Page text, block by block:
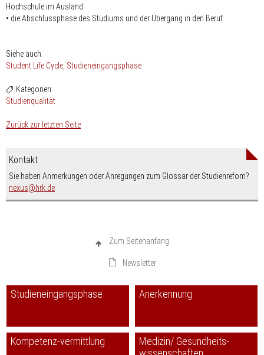
Hochschule im Ausland
• die Abschlussphase des Studiums und der Übergang in den Beruf
Siehe auch:
Student Life Cycle Studieneingangsphase
Kategorien:
Studienqualität
Zurück zur letzten Seite
Kontakt
Sie haben Anmerkungen oder Anregungen zum Glossar der Studienrefom?
nexus
nospam-
hrk.de
Zum Seitenanfang
Newsletter
Studieneingangsphase Anerkennung
Kompetenz-vermittlung
Medizin/ Gesundheits-